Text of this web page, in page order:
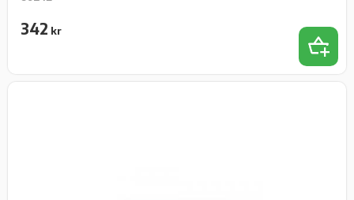
342 kr
Add